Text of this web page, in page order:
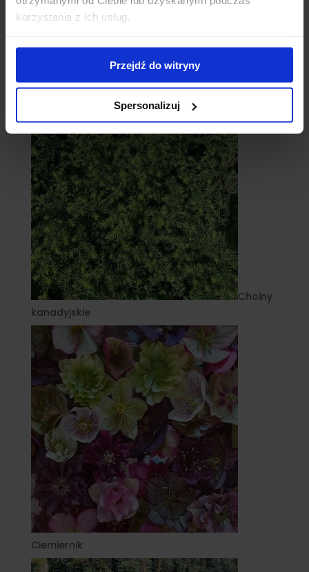
korzystania z ich usług.
Przejdź do witryny
Spersonalizuj
Cebule
Choiny
kanadyjskie
Ciemiernik